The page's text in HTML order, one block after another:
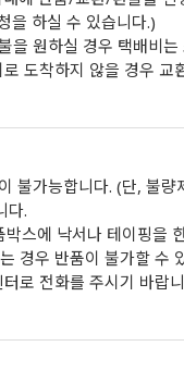
을 하실 수 있습니다.)
을 원하실 경우 택배비는
도착하지 않을 경우 교
불가능합니다. (단, 불량
다.
스에 낙서나 테이핑을
경우 반품이 불가할 수
로 전화를 주시기 바랍